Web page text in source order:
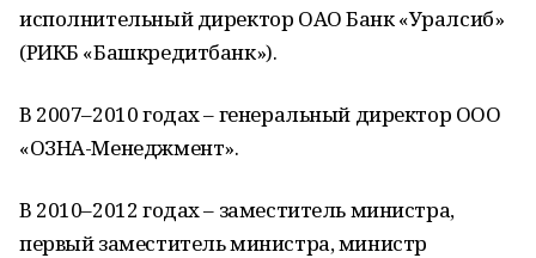
исполнительный директор ОАО Банк «Уралсиб»
(РИКБ «Башкредитбанк»).
В 2007–2010 годах – генеральный директор ООО
«ОЗНА-Менеджмент».
В 2010–2012 годах – заместитель министра,
первый заместитель министра, министр